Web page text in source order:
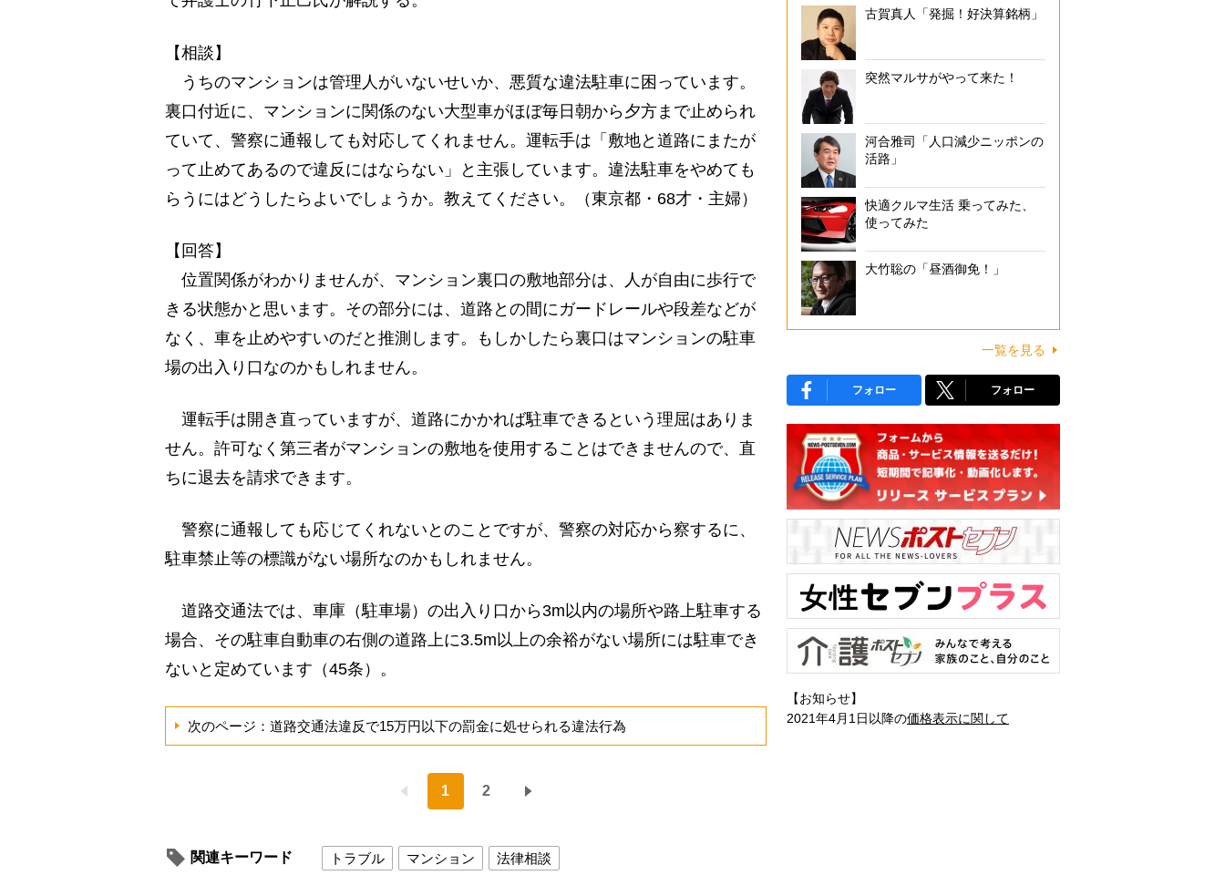
【相談】
うちのマンションは管理人がいないせいか、悪質な違法駐車に困っています。
裏口付近に、マンションに関係のない大型車がほぼ毎日朝から夕方まで止められ
ていて、警察に通報しても対応してくれません。運転手は「敷地と道路にまたが
って止めてあるので違反にはならない」と主張しています。違法駐車をやめても
らうにはどうしたらよいでしょうか。教えてください。（東京都・68才・主婦）
【回答】
位置関係がわかりませんが、マンション裏口の敷地部分は、人が自由に歩行で
きる状態かと思います。その部分には、道路との間にガードレールや段差などが
なく、車を止めやすいのだと推測します。もしかしたら裏口はマンションの駐車
場の出入り口なのかもしれません。
運転手は開き直っていますが、道路にかかれば駐車できるという理屈はありま
せん。許可なく第三者がマンションの敷地を使用することはできませんので、直
ちに退去を請求できます。
警察に通報しても応じてくれないとのことですが、警察の対応から察するに、
駐車禁止等の標識がない場所なのかもしれません。
道路交通法では、車庫（駐車場）の出入り口から3m以内の場所や路上駐車する
場合、その駐車自動車の右側の道路上に3.5m以上の余裕がない場所には駐車でき
ないと定めています（45条）。
次のページ：道路交通法違反で15万円以下の罰金に処せられる違法行為
1 2
関連キーワード トラブル マンション 法律相談
古賀真人「発掘！好決算銘柄」
突然マルサがやって来た！
河合雅司「人口減少ニッポンの
活路」
快適クルマ生活 乗ってみた、
使ってみた
大竹聡の「昼酒御免！」
一覧を見る
フォロー フォロー
【お知らせ】
2021年4月1日以降の価格表示に関して